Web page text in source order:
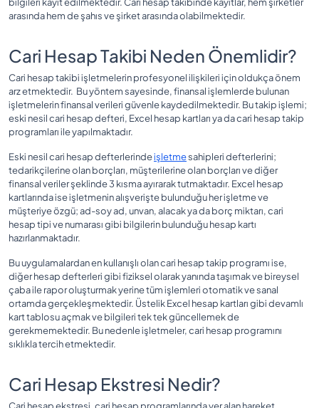
arasında hem de şahıs ve şirket arasında olabilmektedir.
Cari Hesap Takibi Neden Önemlidir?
Cari hesap takibi işletmelerin profesyonel ilişkileri için oldukça önem
arz etmektedir. Bu yöntem sayesinde, finansal işlemlerde bulunan
işletmelerin finansal verileri güvenle kaydedilmektedir. Bu takip işlemi;
eski nesil cari hesap defteri, Excel hesap kartları ya da cari hesap takip
programları ile yapılmaktadır.
Eski nesil cari hesap defterlerindeişletmesahipleri defterlerini;
tedarikçilerine olan borçları, müşterilerine olan borçları ve diğer
finansal veriler şeklinde 3 kısma ayırarak tutmaktadır. Excel hesap
kartlarında ise işletmenin alışverişte bulunduğu her işletme ve
müşteriye özgü; ad-soy ad, unvan, alacak ya da borç miktarı, cari
hesap tipi ve numarası gibi bilgilerin bulunduğu hesap kartı
hazırlanmaktadır.
Bu uygulamalardan en kullanışlı olan cari hesap takip programı ise,
diğer hesap defterleri gibi fiziksel olarak yanında taşımak ve bireysel
çaba ile rapor oluşturmak yerine tüm işlemleri otomatik ve sanal
ortamda gerçekleşmektedir. Üstelik Excel hesap kartları gibi devamlı
kart tablosu açmak ve bilgileri tek tek güncellemek de
gerekmemektedir. Bu nedenle işletmeler, cari hesap programını
sıklıkla tercih etmektedir.
Cari Hesap Ekstresi Nedir?